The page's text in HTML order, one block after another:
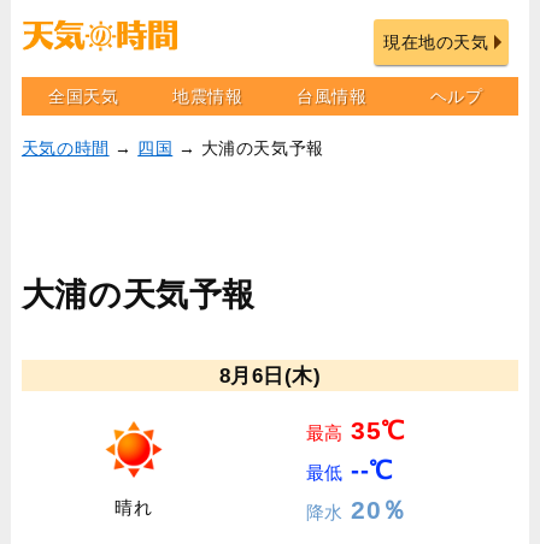
現在地の天気
全国天気 地震情報 台風情報 ヘルプ
天気の時間 → 四国 → 大浦の天気予報
大浦の天気予報
8月6日(木)
晴れ
最高 35℃
最低 --℃
降水 20％